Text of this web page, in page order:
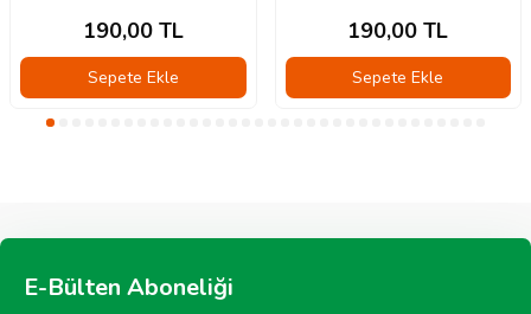
190,00TL
Sepete Ekle
190,00 TL
Sepete Ekle
E-Bülten Aboneliği